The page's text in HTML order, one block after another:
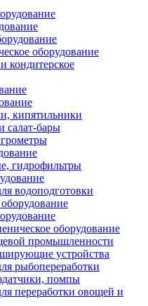
оборудование
кондитерское
кипятильники
салат-бары
гидрофильтры
водоподготовки
оборудование
промышленности
устройства
рыбопереработки
помпы
переработки овощей и